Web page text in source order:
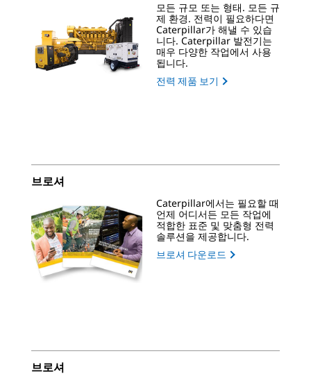
모든 규모 또는 형태. 모든 규
제 환경. 전력이 필요하다면
Caterpillar가 해낼 수 있습
니다. Caterpillar 발전기는
매우 다양한 작업에서 사용
됩니다.
전력 제품 보기
브로셔
Caterpillar에서는 필요할 때
언제 어디서든 모든 작업에
적합한 표준 및 맞춤형 전력
솔루션을 제공합니다.
브로셔 다운로드
브로셔